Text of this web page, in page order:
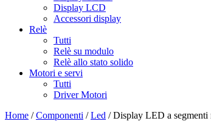
Display LCD
Accessori display
Relè
Tutti
Relè su modulo
Relè allo stato solido
Motori e servi
Tutti
Driver Motori
Home /Componenti /Led / Display LED a segmenti